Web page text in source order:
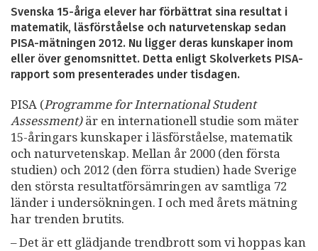
Svenska 15-åriga elever har förbättrat sina resultat i
matematik, läsförståelse och naturvetenskap sedan
PISA-mätningen 2012. Nu ligger deras kunskaper inom
eller över genomsnittet. Detta enligt Skolverkets PISA-
rapport som presenterades under tisdagen.
PISA (Programme for International Student
Assessment) är en internationell studie som mäter
15-åringars kunskaper i läsförståelse, matematik
och naturvetenskap. Mellan år 2000 (den första
studien) och 2012 (den förra studien) hade Sverige
den största resultatförsämringen av samtliga 72
länder i undersökningen. I och med årets mätning
har trenden brutits.
– Det är ett glädjande trendbrott som vi hoppas kan